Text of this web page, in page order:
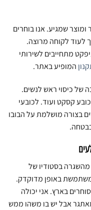
שמגיע. אנו בוחרים
לעוד לקוחה מרוצה.
מתחייבים לשירותי
המופיע באתר.
של כיסוי ראש לנשים.
קסקט ועוד. לכובעי
בצורה מושלמת על הבובו
בסטודיו של
משתמשת באופן מדוקדק.
בארץ. אני יכולה
אבל יש בו משהו ממש